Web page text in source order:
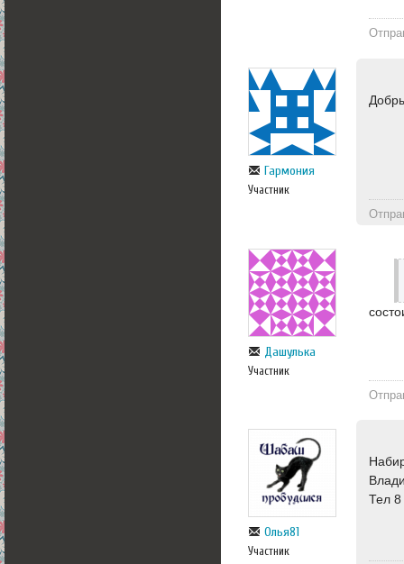
Гармония
Участник
Дашулька
Участник
Oлья81
Участник
Тел